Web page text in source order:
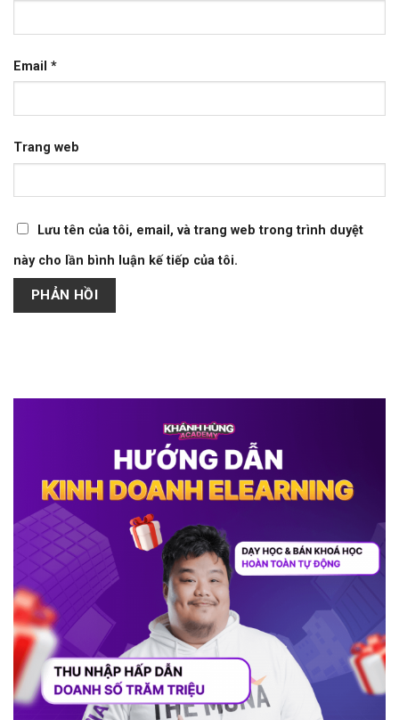
Email *
Trang web
Lưu tên của tôi, email, và trang web trong trình duyệt
này cho lần bình luận kế tiếp của tôi.